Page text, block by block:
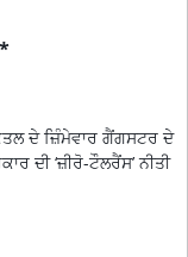
ਦੇ ਜ਼ਿੰਮੇਵਾਰ ਗੈਂਗਸਟਰ ਦੇ
ਦੀ ‘ਜ਼ੀਰੋ-ਟੌਲਰੈਂਸ’ ਨੀਤੀ